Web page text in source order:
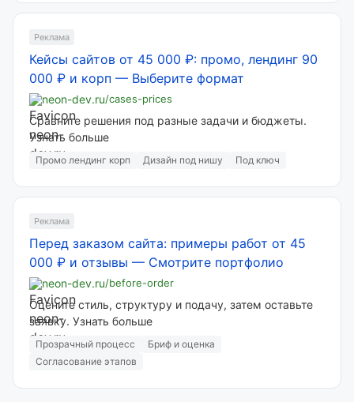
Реклама
Кейсы сайтов от 45 000 ₽: промо, лендинг 90
000 ₽ и корп — Выберите формат
neon-dev.ru/cases-prices
Сравните решения под разные задачи и бюджеты.
Узнать больше
Промо лендинг корп Дизайн под нишу Под ключ
Реклама
Перед заказом сайта: примеры работ от 45
000 ₽ и отзывы — Смотрите портфолио
neon-dev.ru/before-order
Оцените стиль, структуру и подачу, затем оставьте
заявку. Узнать больше
Прозрачный процесс
Бриф и оценка
Согласование этапов